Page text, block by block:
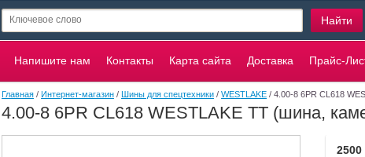
Напишите нам Контакты Карта сайта Доставка Прайс-
Главная / Интернет-магазин / Шины для спецтехники / WESTLAKE / 4.00-8 6PR CL618
4.00-8 6PR CL618 WESTLAKE TT (шина,
2500